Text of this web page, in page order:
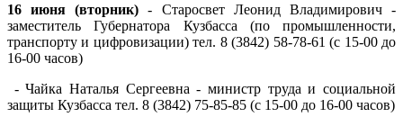
16 июня (вторник) - Старосвет Леонид Владимирович -
заместитель Губернатора Кузбасса (по промышленности,
транспорту и цифровизации) тел. 8 (3842) 58-78-61 (с 15-00 до
16-00 часов)
- Чайка Наталья Сергеевна - министр труда и социальной
защиты Кузбасса тел. 8 (3842) 75-85-85 (с 15-00 до 16-00 часов)